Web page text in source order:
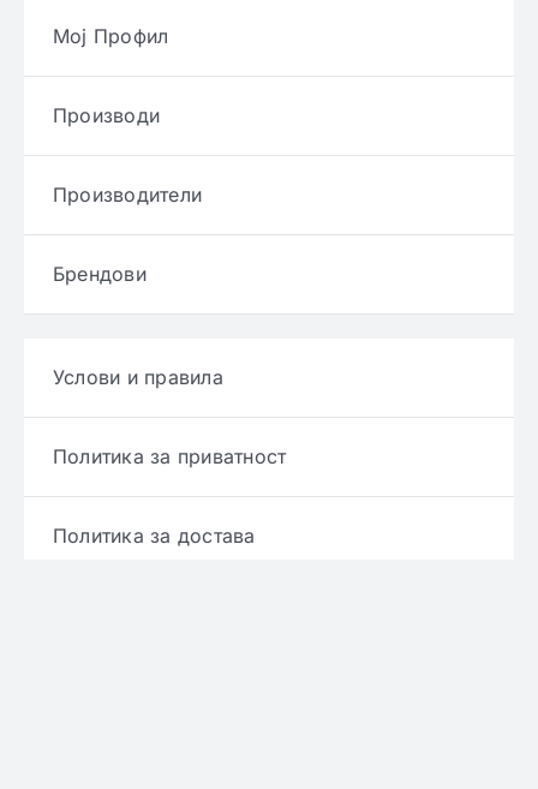
Мој Профил
Производи
Производители
Брендови
Услови и правила
Политика за приватност
Политика за достава